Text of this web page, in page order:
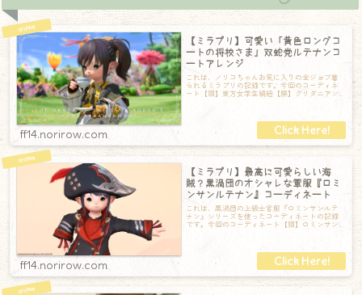
【ミラプリ】可愛い「黄色ロングコ
ートの将校さま」双蛇党ルテナンコ
ートアレンジ
これは、ノリコちゃんお気に入りの全ジョブ着
られるミラプリの記録です。今回のコーディネ
ート【頭】東方女学生絹紐【胴】グリダニアン
ff14.norirow.com
【ミラプリ】最高に可愛らしい海
賊？黒渦団のオシャレな軍服『ロミ
ンサンルテナン』コーディネート
これは、黒渦団の上級士官服『ロミンサンルテ
ナン』シリーズを使ったコーディネートの記録
です。今回のコーディネート【頭】ロミンサン
ff14.norirow.com